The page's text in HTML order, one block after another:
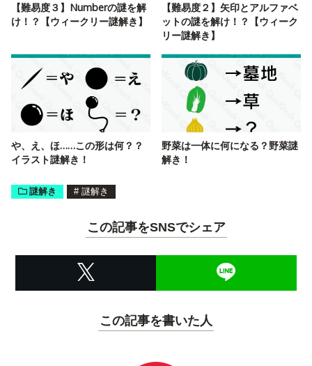
【難易度３】Numberの謎を解
け！？【ウィークリー謎解き】
【難易度２】矢印とアルファベ
ットの謎を解け！？【ウィーク
リー謎解き】
や、え、ほ……この形は何？？
イラスト謎解き！
野菜は一体に何になる？野菜謎
解き！
謎解き # 謎解き
この記事をSNSでシェア
この記事を書いた人